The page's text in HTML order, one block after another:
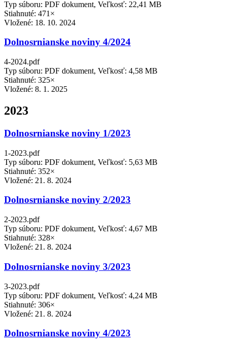
Typ súboru: PDF dokument, Veľkosť: 22,41 MB
Stiahnuté: 471×
Vložené: 18. 10. 2024
Dolnosrnianske noviny 4/2024
4-2024.pdf
Typ súboru: PDF dokument, Veľkosť: 4,58 MB
Stiahnuté: 325×
Vložené: 8. 1. 2025
2023
Dolnosrnianske noviny 1/2023
1-2023.pdf
Typ súboru: PDF dokument, Veľkosť: 5,63 MB
Stiahnuté: 352×
Vložené: 21. 8. 2024
Dolnosrnianske noviny 2/2023
2-2023.pdf
Typ súboru: PDF dokument, Veľkosť: 4,67 MB
Stiahnuté: 328×
Vložené: 21. 8. 2024
Dolnosrnianske noviny 3/2023
3-2023.pdf
Typ súboru: PDF dokument, Veľkosť: 4,24 MB
Stiahnuté: 306×
Vložené: 21. 8. 2024
Dolnosrnianske noviny 4/2023